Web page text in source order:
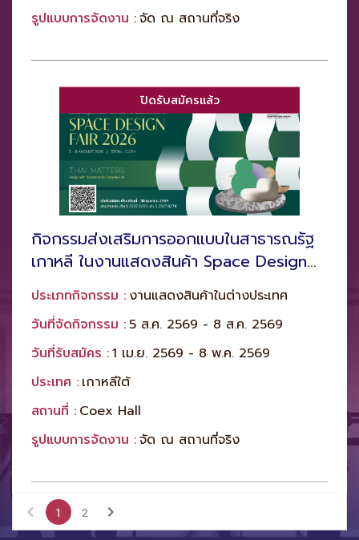
รูปแบบการจัดงาน :จัด ณ สถานที่จริง
ปิดรับสมัครแล้ว
กิจกรรมส่งเสริมการออกแบบในสาธารณรัฐ
เกาหลี ในงานแสดงสินค้า Space Design
Fair 2026
ประเภทกิจกรรม : งานแสดงสินค้าในต่างประเทศ
วันที่จัดกิจกรรม : 5 ส.ค. 2569 - 8 ส.ค. 2569
วันที่รับสมัคร :1 เม.ย. 2569 - 8 พ.ค. 2569
ประเทศ : เกาหลีใต้
สถานที่ : Coex Hall
รูปแบบการจัดงาน :จัด ณ สถานที่จริง
1 2